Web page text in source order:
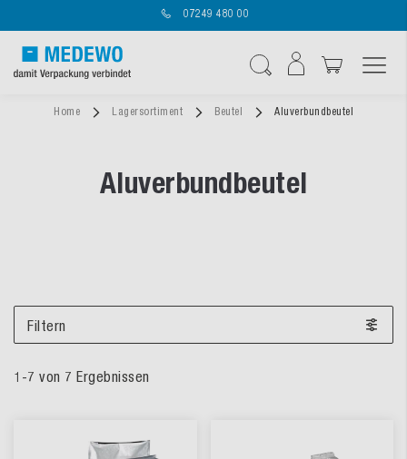
07249 480 00
Home Lagersortiment Beutel Aluverbundbeutel
Aluverbundbeutel
1 -7 von 7 Ergebnissen
Filtern